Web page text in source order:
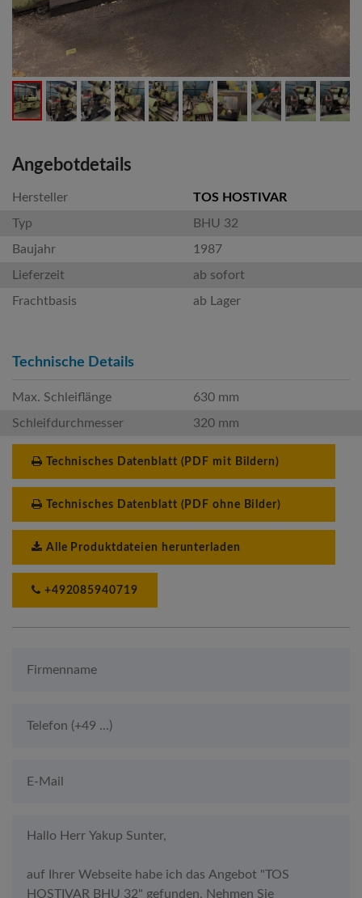
Angebotdetails
Hersteller
TOS HOSTIVAR
Typ
BHU 32
Baujahr
1987
Lieferzeit
ab sofort
Frachtbasis
ab Lager
Technische Details
Max. Schleiflänge
630 mm
Schleifdurchmesser
320 mm
Technisches Datenblatt (PDF mit Bildern)
Technisches Datenblatt (PDF ohne Bilder)
Alle Produktdateien herunterladen
+492085940719